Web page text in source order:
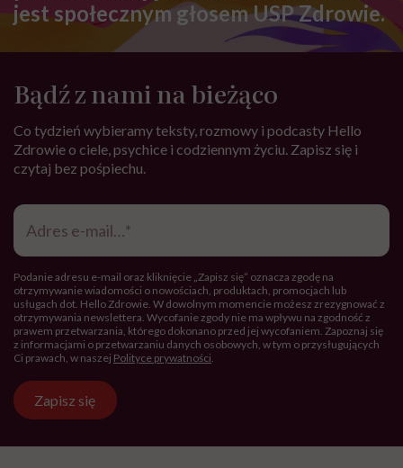
jest społecznym głosem USP Zdrowie.
Bądź z nami na bieżąco
Co tydzień wybieramy teksty, rozmowy i podcasty Hello
Zdrowie o ciele, psychice i codziennym życiu. Zapisz się i
czytaj bez pośpiechu.
Adres
mail*
Podanie adresu e-mail oraz kliknięcie „Zapisz się” oznacza zgodę na
otrzymywanie wiadomości o nowościach, produktach, promocjach lub
usługach dot. Hello Zdrowie. W dowolnym momencie możesz zrezygnować z
otrzymywania newslettera. Wycofanie zgody nie ma wpływu na zgodność z
prawem przetwarzania, którego dokonano przed jej wycofaniem. Zapoznaj się
z informacjami o przetwarzaniu danych osobowych, w tym o przysługujących
Ci prawach, w naszej Polityce prywatności.
Zapisz się